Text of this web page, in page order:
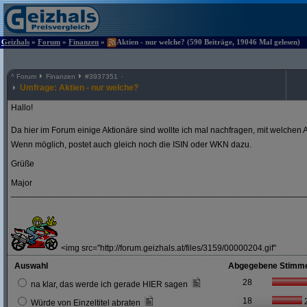
Geizhals » Forum » Finanzen » Aktien - nur welche? (590 Beiträge, 19046 Mal gelesen)
^ Forum Finanzen #3937351
Umfrage: Aktien - nur welche?
Hallo!
Da hier im Forum einige Aktionäre sind wollte ich mal nachfragen, mit welchen
Wenn möglich, postet auch gleich noch die ISIN oder WKN dazu.
Grüße
Major
<img src="http://forum.geizhals.at/files/3159/00000204.gif"
Auswahl
Abgegebene
na klar, das werde ich gerade HIER sagen
28
Würde von Einzeltitel abraten 18